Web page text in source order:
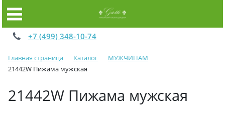
+7 (499) 348-10-74
Главная страница Каталог
МУЖЧИНАМ
21442W Пижама мужская
21442W Пижама мужская